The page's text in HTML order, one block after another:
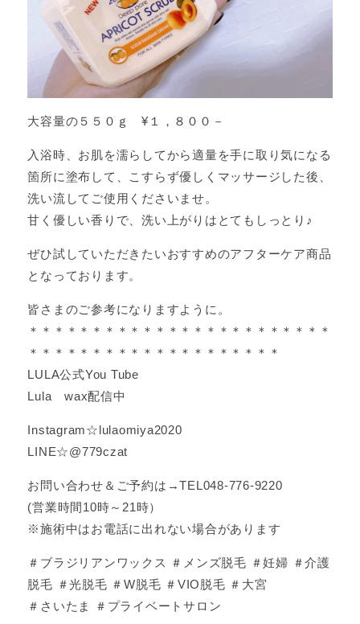
大容量の５５０ｇ ¥１，８００－
入浴時、お肌を濡らしてから適量を手に取り気になる
箇所に塗布して、こすらず優しくマッサージした後、
洗い流してご使用くださいませ。
甘く優しい香りで、洗い上がりはとてもしっとり♪
ぜひ試していただきたいおすすめのアフターケア商品
となっております。
皆さまのご参考になりますように。
＊＊＊＊＊＊＊＊＊＊＊＊＊＊＊＊＊＊＊＊＊＊＊＊
＊＊＊＊＊＊＊＊＊＊＊＊＊＊＊＊＊＊＊＊
LULA公式You Tube
Lula wax配信中
Instagram☆lulaomiya2020
LINE☆@779czat
お問い合わせ＆ご予約は→TEL048-776-9220
(営業時間10時～21時）
※施術中はお電話に出れない場合があります
＃ブラジリアンワックス ＃メンズ脱毛 ＃妊婦 ＃介護
脱毛 ＃光脱毛 ＃W脱毛 ＃VIO脱毛 ＃大宮
＃さいたま ＃プライベートサロン